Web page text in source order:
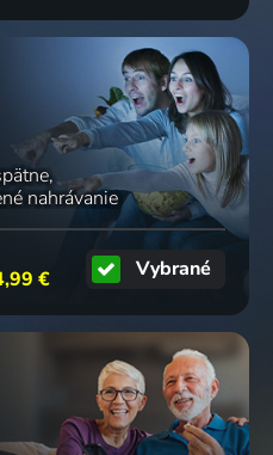
nahrávanie
€ Vybrané